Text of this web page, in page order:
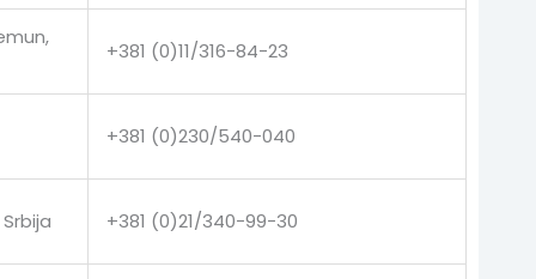
+381 (0)11/316-84-23
+381 (0)230/540-040
+381 (0)21/340-99-30